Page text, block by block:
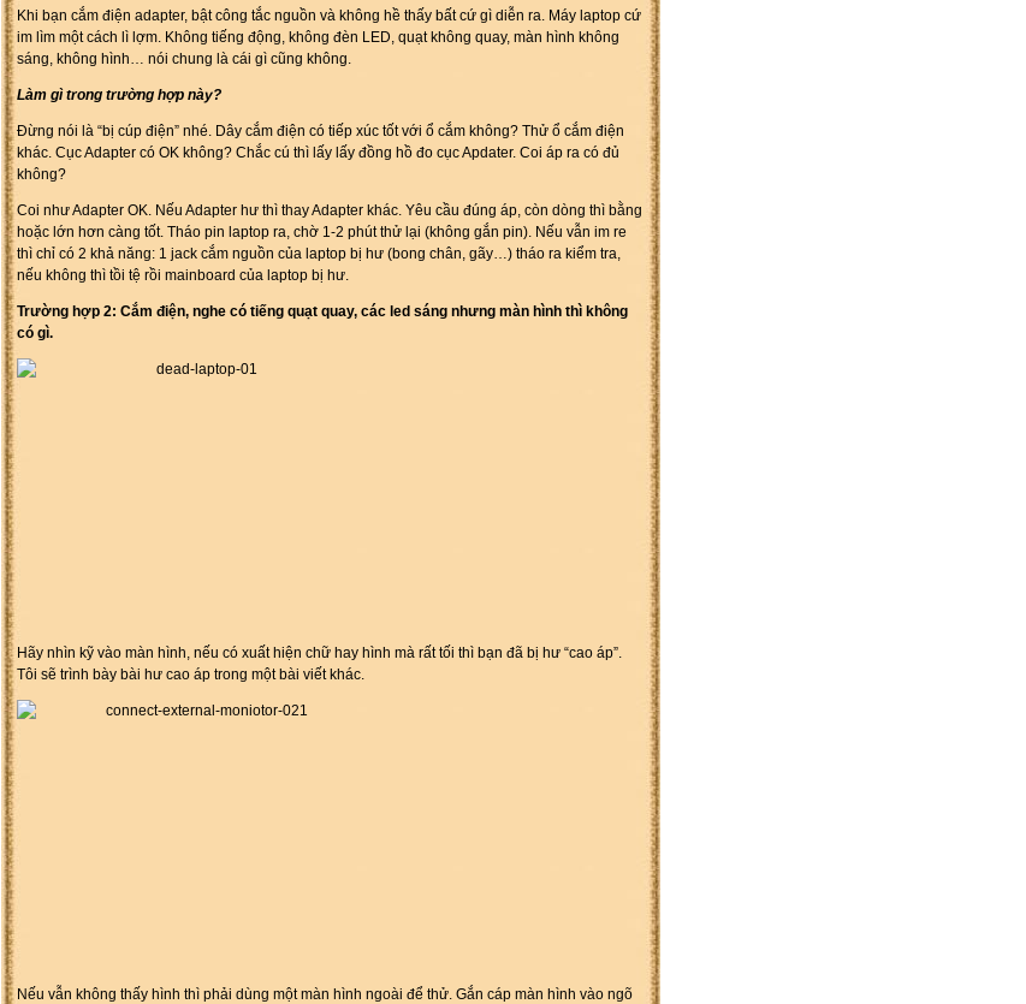
Khi bạn cắm điện adapter, bật công tắc nguồn và không hề thấy bất cứ gì diễn ra. Máy laptop cứ
im lìm một cách lì lợm. Không tiếng động, không đèn LED, quạt không quay, màn hình không
sáng, không hình… nói chung là cái gì cũng không.
Làm gì trong trường hợp này?
Đừng nói là “bị cúp điện” nhé. Dây cắm điện có tiếp xúc tốt với ổ cắm không? Thử ổ cắm điện
khác. Cục Adapter có OK không? Chắc cú thì lấy lấy đồng hồ đo cục Apdater. Coi áp ra có đủ
không?
Coi như Adapter OK. Nếu Adapter hư thì thay Adapter khác. Yêu cầu đúng áp, còn dòng thì bằng
hoặc lớn hơn càng tốt. Tháo pin laptop ra, chờ 1-2 phút thử lại (không gắn pin). Nếu vẫn im re
thì chỉ có 2 khả năng: 1 jack cắm nguồn của laptop bị hư (bong chân, gãy…) tháo ra kiểm tra,
nếu không thì tồi tệ rồi mainboard của laptop bị hư.
Trường hợp 2: Cắm điện, nghe có tiếng quạt quay, các led sáng nhưng màn hình thì không
có gì.
Hãy nhìn kỹ vào màn hình, nếu có xuất hiện chữ hay hình mà rất tối thì bạn đã bị hư “cao áp”.
Tôi sẽ trình bày bài hư cao áp trong một bài viết khác.
Nếu vẫn không thấy hình thì phải dùng một màn hình ngoài để thử. Gắn cáp màn hình vào ngõ